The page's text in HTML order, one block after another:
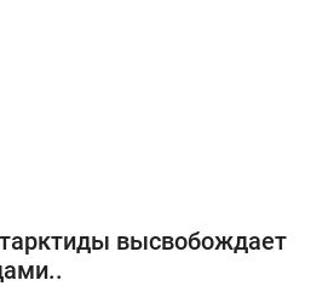
высвобождает